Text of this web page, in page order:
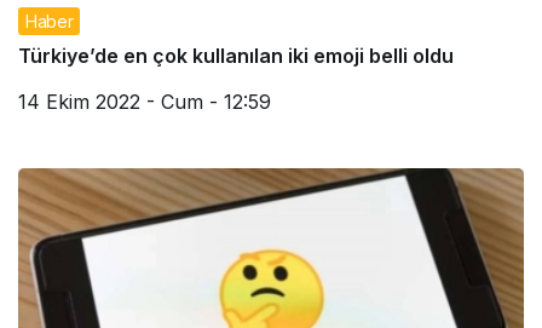
Haber
Türkiye’de en çok kullanılan iki emoji belli oldu
14 Ekim 2022 - Cum - 12:59